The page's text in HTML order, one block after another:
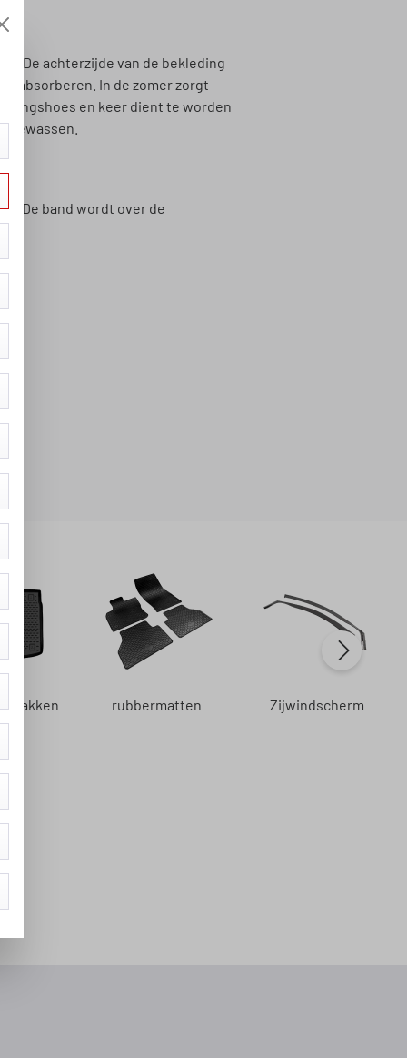
De achterzijde van de bekleding
absorberen. In de zomer zorgt
en keer dient te worden
gewassen.
De band wordt over de
rubbermatten Zijwindscherm